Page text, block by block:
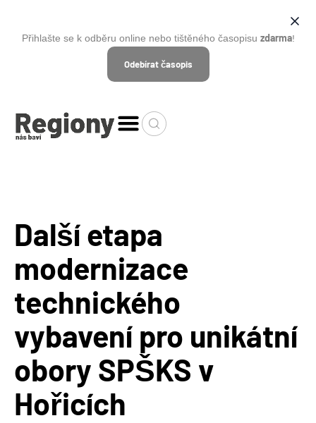
Přihlašte se k odběru online nebo tištěného časopisu zdarma!
Odebírat časopis
Další etapa
modernizace
technického
vybavení pro unikátní
obory SPŠKS v
Hořicích